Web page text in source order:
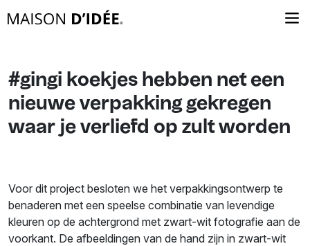
#gingi koekjes hebben net een
nieuwe verpakking gekregen
waar je verliefd op zult worden
Voor dit project besloten we het verpakkingsontwerp te
benaderen met een speelse combinatie van levendige
kleuren op de achtergrond met zwart-wit fotografie aan de
voorkant. De afbeeldingen van de hand zijn in zwart-wit